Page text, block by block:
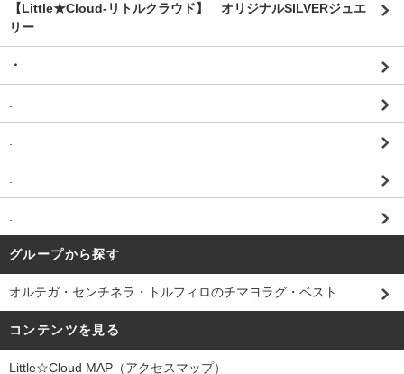
【Little★Cloud-リトルクラウド】 オリジナルSILVERジュエ
リー
・
.
.
.
.
グループから探す
オルテガ・センチネラ・トルフィロのチマヨラグ・ベスト
コンテンツを見る
Little☆Cloud MAP（アクセスマップ）